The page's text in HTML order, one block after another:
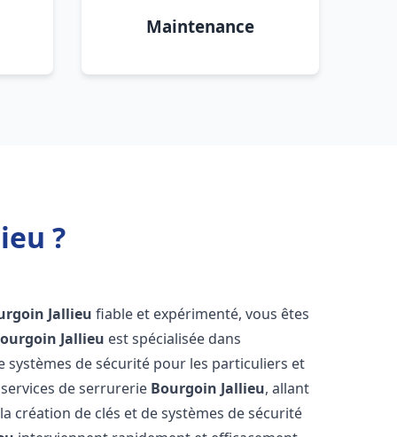
Maintenance
?
Jallieu fiable et expérimenté, vous êtes
Jallieu est spécialisée dans
de sécurité pour les particuliers et
de serrurerie Bourgoin Jallieu, allant
création de clés et de systèmes de sécurité